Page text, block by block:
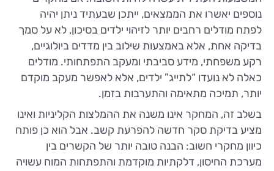
נוספים יאשרו את הממצאים, ייתכן שבעתיד ניתן יהיה
לפתח מודלים רחבים יותר לזיהוי ילדים בסיכון, לא על סמך
בדיקה אחת, אלא באמצעות שילוב בין מדדים ביולוגיים,
רקע משפחתי, מידע סביבתי ומעקב התפתחותי. מודלים
כאלה לא נועדו “לתייג” ילדים, אלא לאפשר מעקב מוקדם
יותר, תמיכה מתאימה והתערבות בזמן.
בשלב זה, המחקר אינו משנה את ההמלצות הקליניות ואינו
מציע בדיקת סקר חדשה להפרעת קשב. אבל הוא כן פותח
כיוון מחקרי חשוב: הבנה טובה יותר של הקשרים בין
מערכת החיסון, דלקתיות מוקדמת והתפתחות המוח עשויה